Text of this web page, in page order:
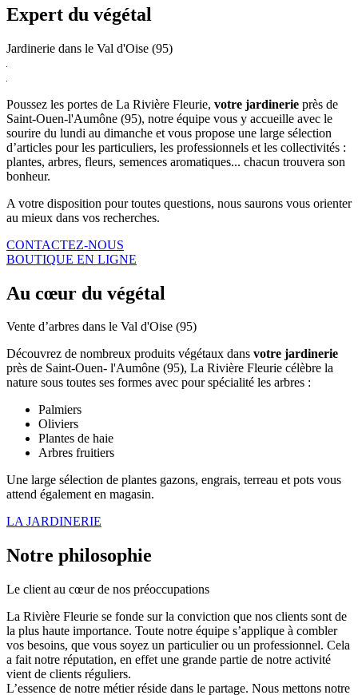
Expert du végétal
Jardinerie dans le Val d'Oise (95)
Poussez les portes de La Rivière Fleurie, votre jardinerie près de
Saint-Ouen-l'Aumône (95), notre équipe vous y accueille avec le
sourire du lundi au dimanche et vous propose une large sélection
d’articles pour les particuliers, les professionnels et les collectivités :
plantes, arbres, fleurs, semences aromatiques... chacun trouvera son
bonheur.
A votre disposition pour toutes questions, nous saurons vous orienter
au mieux dans vos recherches.
CONTACTEZ-NOUS
BOUTIQUE EN LIGNE
Au cœur du végétal
Vente d’arbres dans le Val d'Oise (95)
Découvrez de nombreux produits végétaux dans votre jardinerie
près de Saint-Ouen- l'Aumône (95), La Rivière Fleurie célèbre la
nature sous toutes ses formes avec pour spécialité les arbres :
Palmiers
Oliviers
Plantes de haie
Arbres fruitiers
Une large sélection de plantes gazons, engrais, terreau et pots vous
attend également en magasin.
LA JARDINERIE
Notre philosophie
Le client au cœur de nos préoccupations
La Rivière Fleurie se fonde sur la conviction que nos clients sont de
la plus haute importance. Toute notre équipe s’applique à combler
vos besoins, que vous soyez un particulier ou un professionnel. Cela
a fait notre réputation, en effet une grande partie de notre activité
vient de clients réguliers.
L’essence de notre métier réside dans le partage. Nous mettons notre